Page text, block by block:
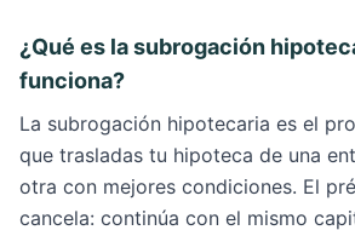
¿Qué es la subrogación
funciona?
La subrogación hipotecaria es el
que trasladas tu hipoteca de una
otra con mejores condiciones. El
cancela: continúa con el mismo